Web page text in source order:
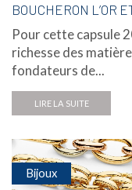
BOUCHERON L’OR
Pour cette capsule
richesse des
fondateurs de...
LIRE LA SUITE
Bijoux